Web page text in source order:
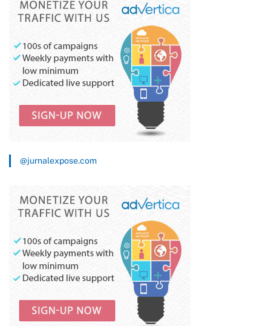
@jurnalexpose.com